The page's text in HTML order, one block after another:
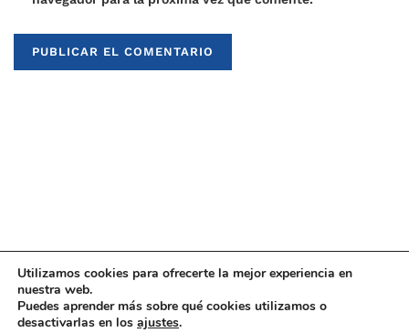
© 2021Upaninews
Utilizamos cookies para ofrecerte la mejor experiencia en
nuestra web.
Puedes aprender más sobre qué cookies utilizamos o
desactivarlas en los ajustes.